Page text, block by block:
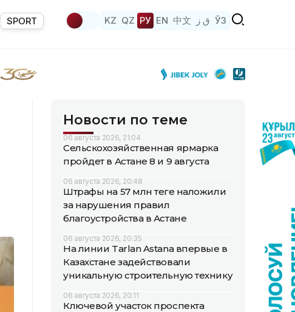
SPORT KZ QZ РУ EN 中文 ق ز ЎЗ
Новости по теме
06 августа 2026, 21:04
Сельскохозяйственная ярмарка
пройдет в Астане 8 и 9 августа
06 августа 2026, 20:48
Штрафы на 57 млн теңге наложили
за нарушения правил
благоустройства в Астане
06 августа 2026, 20:35
На линии Tarlan Astana впервые в
Казахстане задействовали
уникальную строительную технику
06 августа 2026, 20:11
Ключевой участок проспекта